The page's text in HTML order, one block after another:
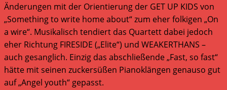
Änderungen mit der Orientierung der GET UP KIDS von
„Something to write home about“ zum eher folkigen „On
a wire“. Musikalisch tendiert das Quartett dabei jedoch
eher Richtung FIRESIDE („Elite“) und WEAKERTHANS –
auch gesanglich. Einzig das abschließende „Fast, so fast“
hätte mit seinen zuckersüßen Pianoklängen genauso gut
auf „Angel youth“ gepasst.